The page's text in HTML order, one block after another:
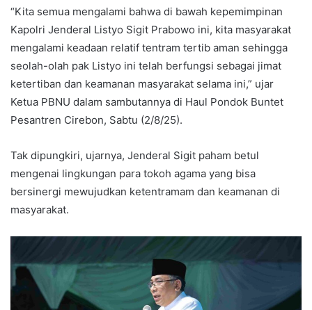
“Kita semua mengalami bahwa di bawah kepemimpinan
Kapolri Jenderal Listyo Sigit Prabowo ini, kita masyarakat
mengalami keadaan relatif tentram tertib aman sehingga
seolah-olah pak Listyo ini telah berfungsi sebagai jimat
ketertiban dan keamanan masyarakat selama ini,” ujar
Ketua PBNU dalam sambutannya di Haul Pondok Buntet
Pesantren Cirebon, Sabtu (2/8/25).
Tak dipungkiri, ujarnya, Jenderal Sigit paham betul
mengenai lingkungan para tokoh agama yang bisa
bersinergi mewujudkan ketentramam dan keamanan di
masyarakat.